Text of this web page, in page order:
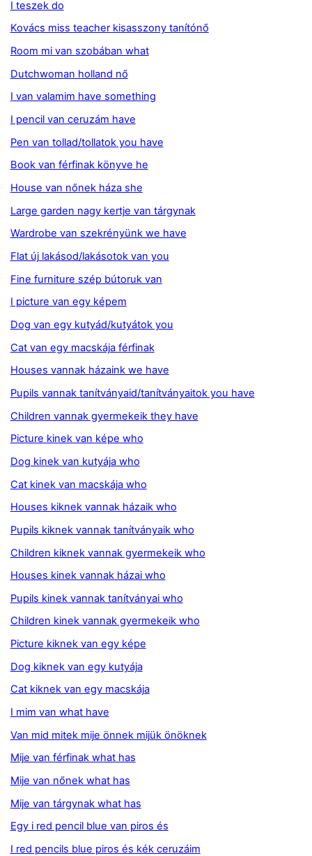
I teszek do
Kovács miss teacher kisasszony tanítónő
Room mi van szobában what
Dutchwoman holland nő
I van valamim have something
I pencil van ceruzám have
Pen van tollad/tollatok you have
Book van férfinak könyve he
House van nőnek háza she
Large garden nagy kertje van tárgynak
Wardrobe van szekrényünk we have
Flat új lakásod/lakásotok van you
Fine furniture szép bútoruk van
I picture van egy képem
Dog van egy kutyád/kutyátok you
Cat van egy macskája férfinak
Houses vannak házaink we have
Pupils vannak tanítványaid/tanítványaitok you have
Children vannak gyermekeik they have
Picture kinek van képe who
Dog kinek van kutyája who
Cat kinek van macskája who
Houses kiknek vannak házaik who
Pupils kiknek vannak tanítványaik who
Children kiknek vannak gyermekeik who
Houses kinek vannak házai who
Pupils kinek vannak tanítványai who
Children kinek vannak gyermekeik who
Picture kiknek van egy képe
Dog kiknek van egy kutyája
Cat kiknek van egy macskája
I mim van what have
Van mid mitek mije önnek mijük önöknek
Mije van férfinak what has
Mije van nőnek what has
Mije van tárgynak what has
Egy i red pencil blue van piros és
I red pencils blue piros és kék ceruzáim